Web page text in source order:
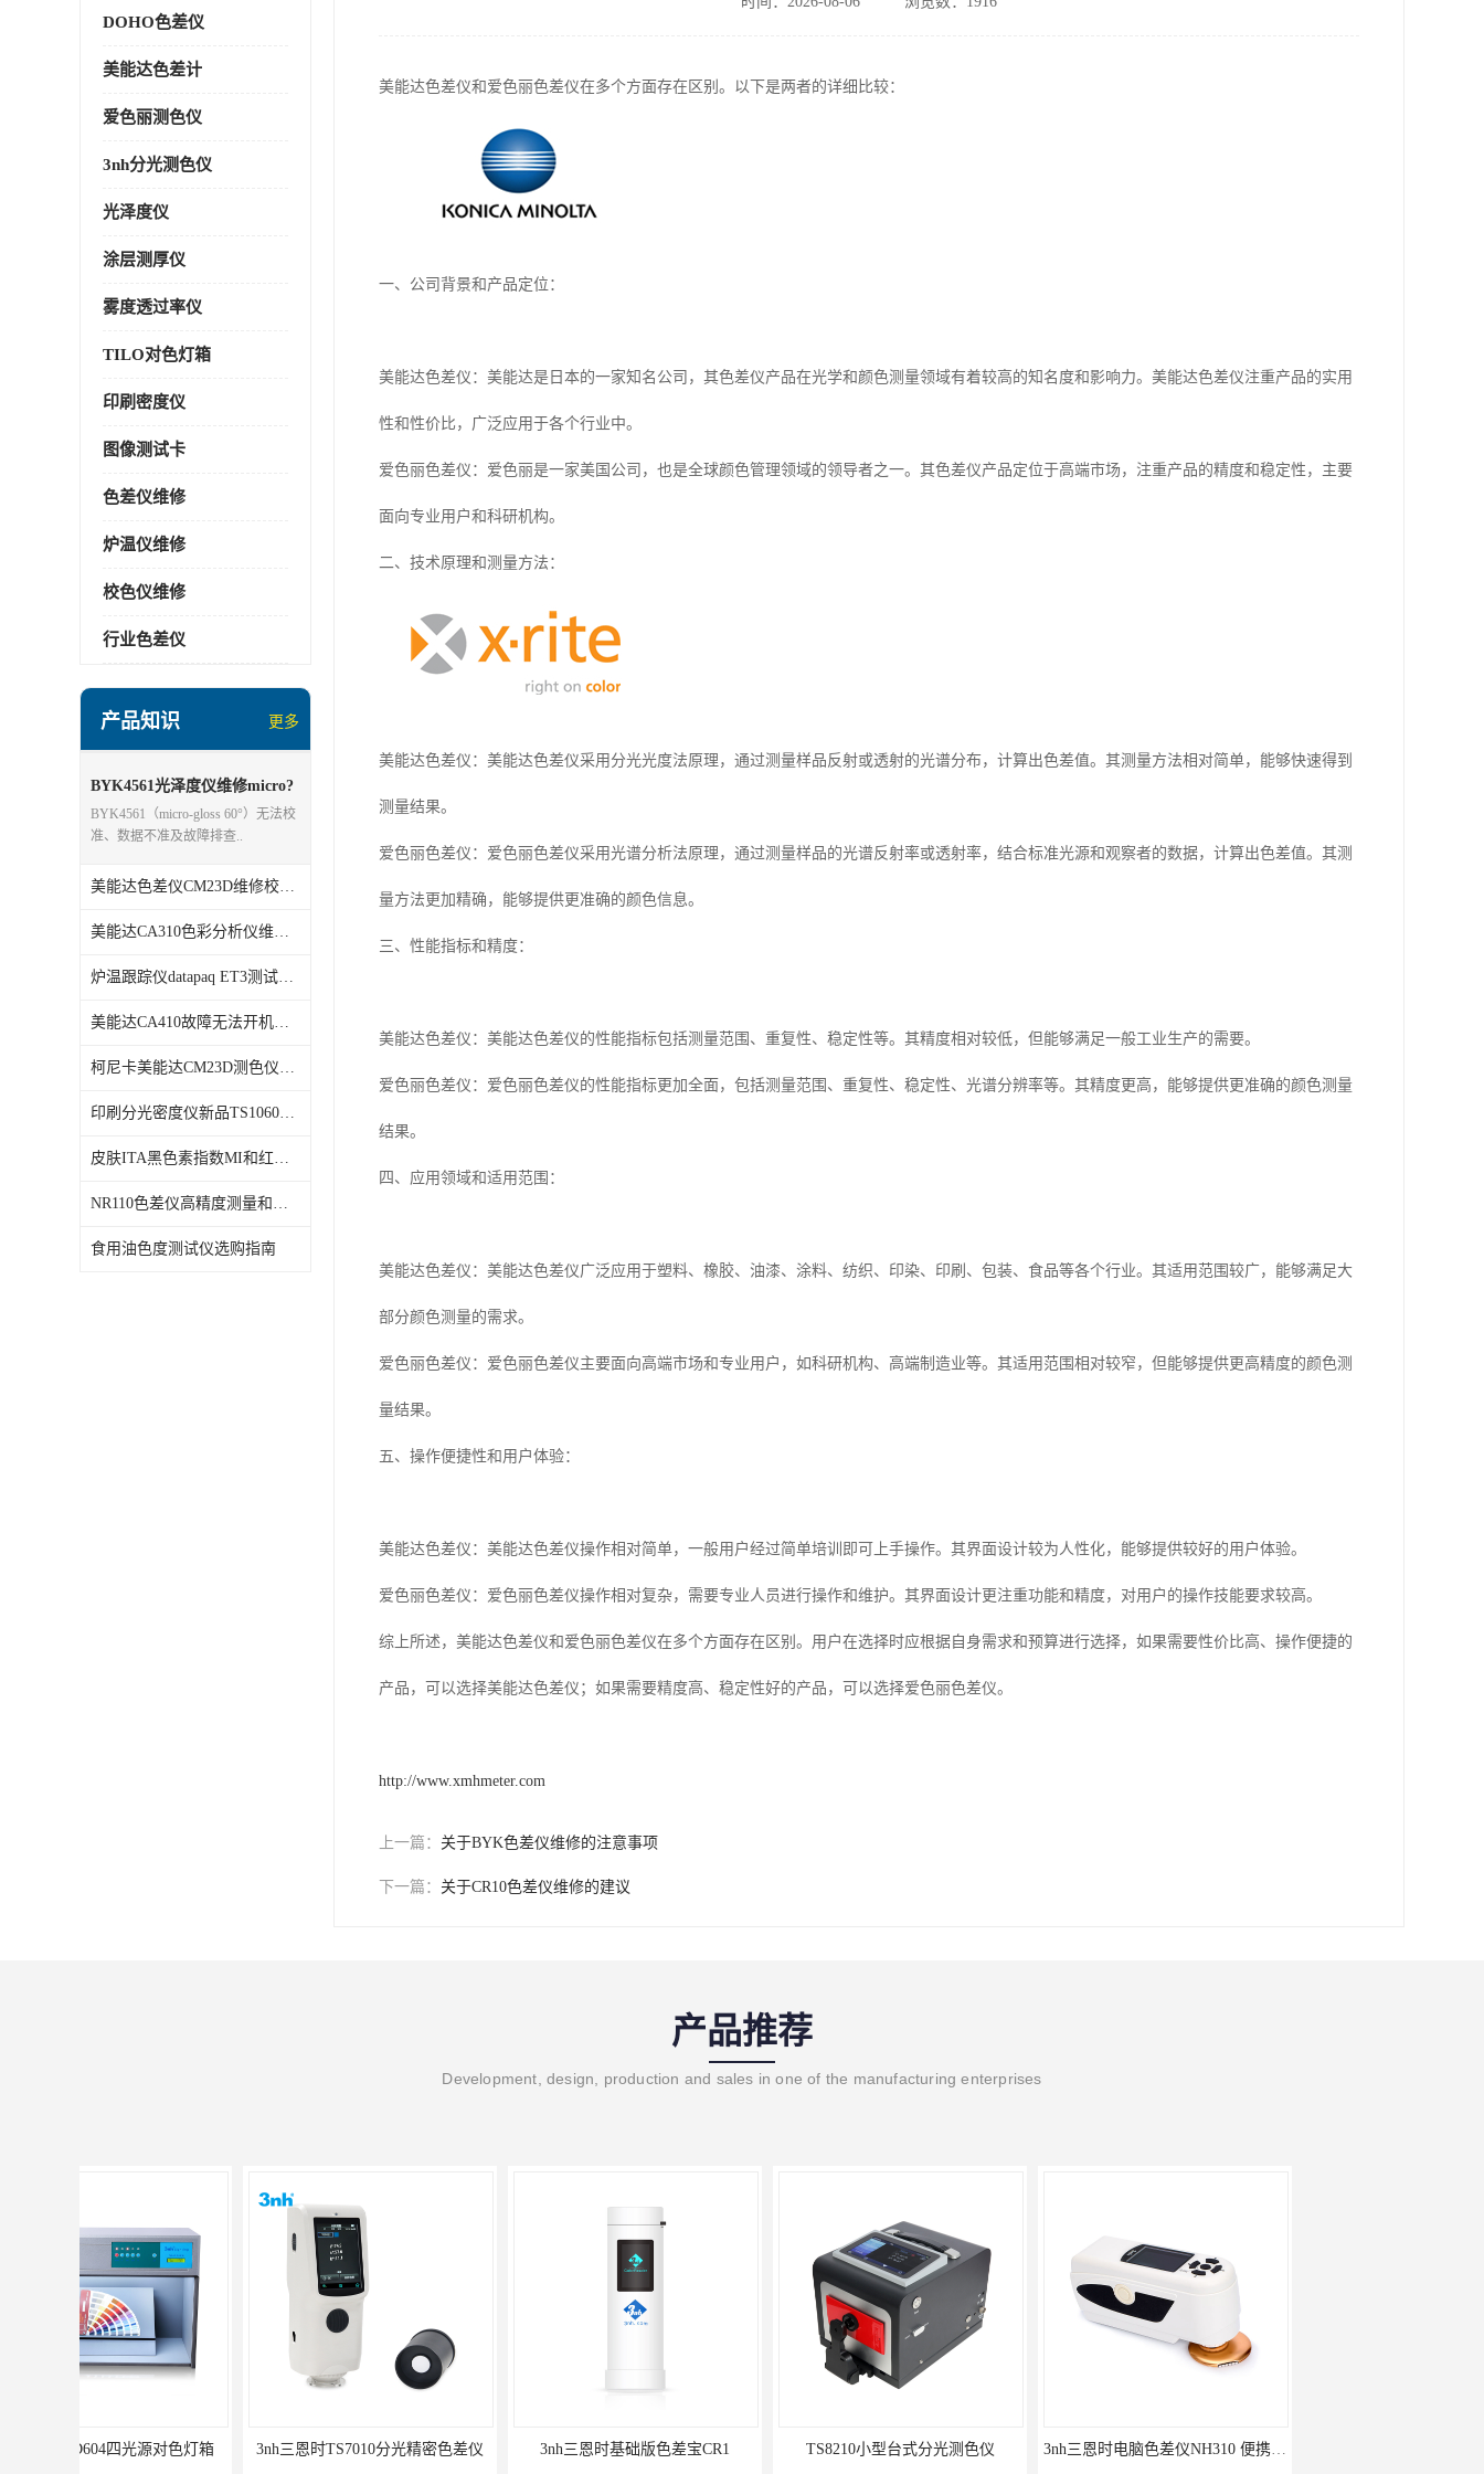
DOHO色差仪
美能达色差计
爱色丽测色仪
3nh分光测色仪
光泽度仪
涂层测厚仪
雾度透过率仪
TILO对色灯箱
印刷密度仪
图像测试卡
色差仪维修
炉温仪维修
校色仪维修
行业色差仪
产品知识 更多
BYK4561光泽度仪维修micro?
gloss 60°
BYK4561（micro‑gloss 60°）无法校
准、数据不准及故障排查..
美能达色差仪CM23D维修校准分析
美能达CA310色彩分析仪维修校准
炉温跟踪仪datapaq ET3测试仪维修
美能达CA410故障无法开机维修校准
柯尼卡美能达CM23D测色仪维修校正
印刷分光密度仪新品TS1060发布
皮肤ITA黑色素指数MI和红斑指数色差仪PS02发布
NR110色差仪高精度测量和智能分析lab色度
食用油色度测试仪选购指南
美能达色差仪和爱色丽色差仪在多个方面存在区别。以下是两者的详细比较：
一、公司背景和产品定位：
美能达色差仪：美能达是日本的一家知名公司，其色差仪产品在光学和颜色测量领域有着较高的知名度和影响力。美能达色差仪注重产品的实用
性和性价比，广泛应用于各个行业中。
爱色丽色差仪：爱色丽是一家美国公司，也是全球颜色管理领域的领导者之一。其色差仪产品定位于高端市场，注重产品的精度和稳定性，主要
面向专业用户和科研机构。
二、技术原理和测量方法：
美能达色差仪：美能达色差仪采用分光光度法原理，通过测量样品反射或透射的光谱分布，计算出色差值。其测量方法相对简单，能够快速得到
测量结果。
爱色丽色差仪：爱色丽色差仪采用光谱分析法原理，通过测量样品的光谱反射率或透射率，结合标准光源和观察者的数据，计算出色差值。其测
量方法更加精确，能够提供更准确的颜色信息。
三、性能指标和精度：
美能达色差仪：美能达色差仪的性能指标包括测量范围、重复性、稳定性等。其精度相对较低，但能够满足一般工业生产的需要。
爱色丽色差仪：爱色丽色差仪的性能指标更加全面，包括测量范围、重复性、稳定性、光谱分辨率等。其精度更高，能够提供更准确的颜色测量
结果。
四、应用领域和适用范围：
美能达色差仪：美能达色差仪广泛应用于塑料、橡胶、油漆、涂料、纺织、印染、印刷、包装、食品等各个行业。其适用范围较广，能够满足大
部分颜色测量的需求。
爱色丽色差仪：爱色丽色差仪主要面向高端市场和专业用户，如科研机构、高端制造业等。其适用范围相对较窄，但能够提供更高精度的颜色测
量结果。
五、操作便捷性和用户体验：
美能达色差仪：美能达色差仪操作相对简单，一般用户经过简单培训即可上手操作。其界面设计较为人性化，能够提供较好的用户体验。
爱色丽色差仪：爱色丽色差仪操作相对复杂，需要专业人员进行操作和维护。其界面设计更注重功能和精度，对用户的操作技能要求较高。
综上所述，美能达色差仪和爱色丽色差仪在多个方面存在区别。用户在选择时应根据自身需求和预算进行选择，如果需要性价比高、操作便捷的
产品，可以选择美能达色差仪；如果需要精度高、稳定性好的产品，可以选择爱色丽色差仪。
http://www.xmhmeter.com
上一篇： 关于BYK色差仪维修的注意事项
下一篇： 关于CR10色差仪维修的建议
产品推荐
Development, design, production and sales in one of the manufacturing enterprises
3nh三恩时TS7010分光精密色差仪 3nh三恩时基础版色差宝CR1 TS8210小型台式分光测色仪 3nh三恩时电脑色差仪NH310 便携式精密色差仪 DOHO东宏D604四光源对色灯箱